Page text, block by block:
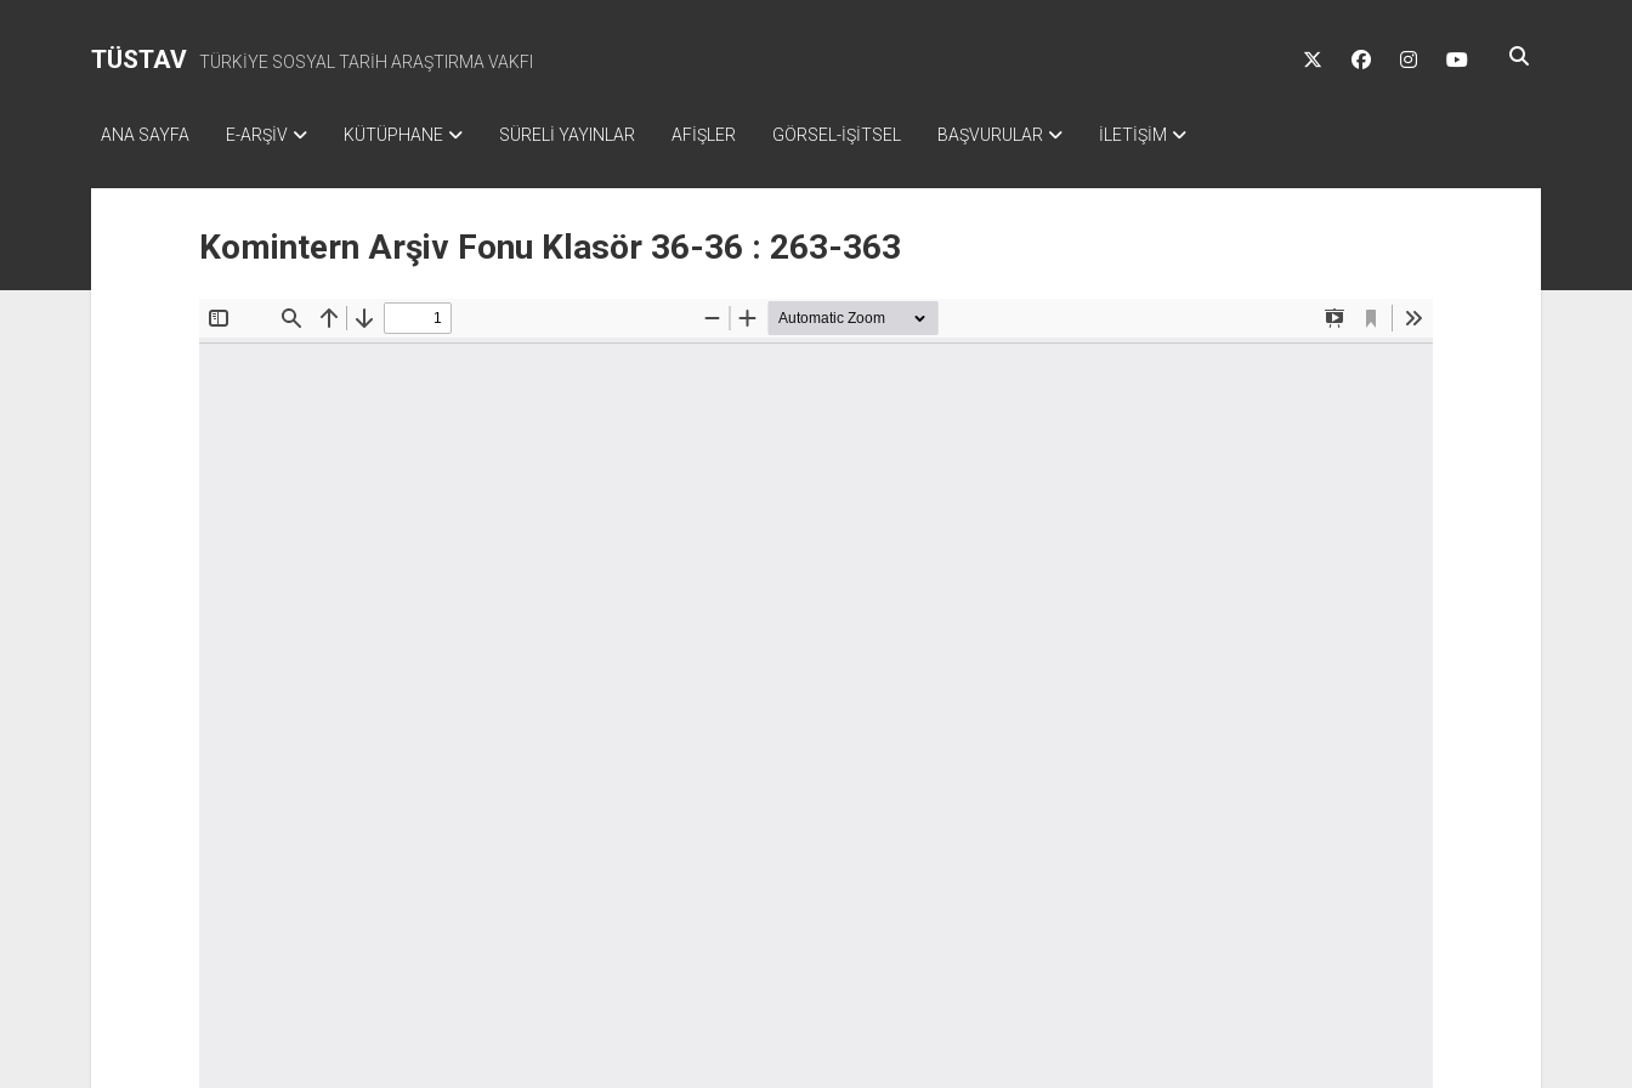
TÜSTAV TÜRKİYE SOSYAL TARİH ARAŞTIRMA VAKFI
twitter facebookinstagramyoutube
ANA SAYFA E-ARŞİV KÜTÜPHANE SÜRELİ YAYINLAR AFİŞLER GÖRSEL-İŞİTSEL BAŞVURULAR İLETİŞİM
Komintern Arşiv Fonu Klasör 36-36 : 263-363